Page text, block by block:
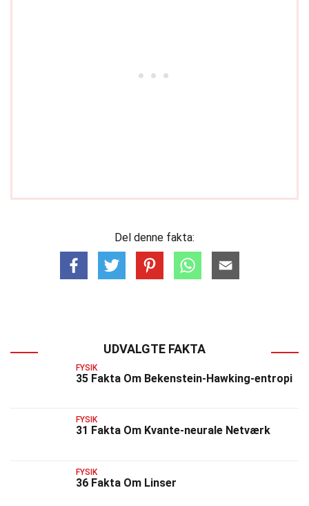
Del denne fakta:
UDVALGTE FAKTA
FYSIK
35 Fakta Om Bekenstein-Hawking-entropi
FYSIK
31 Fakta Om Kvante-neurale Netværk
FYSIK
36 Fakta Om Linser